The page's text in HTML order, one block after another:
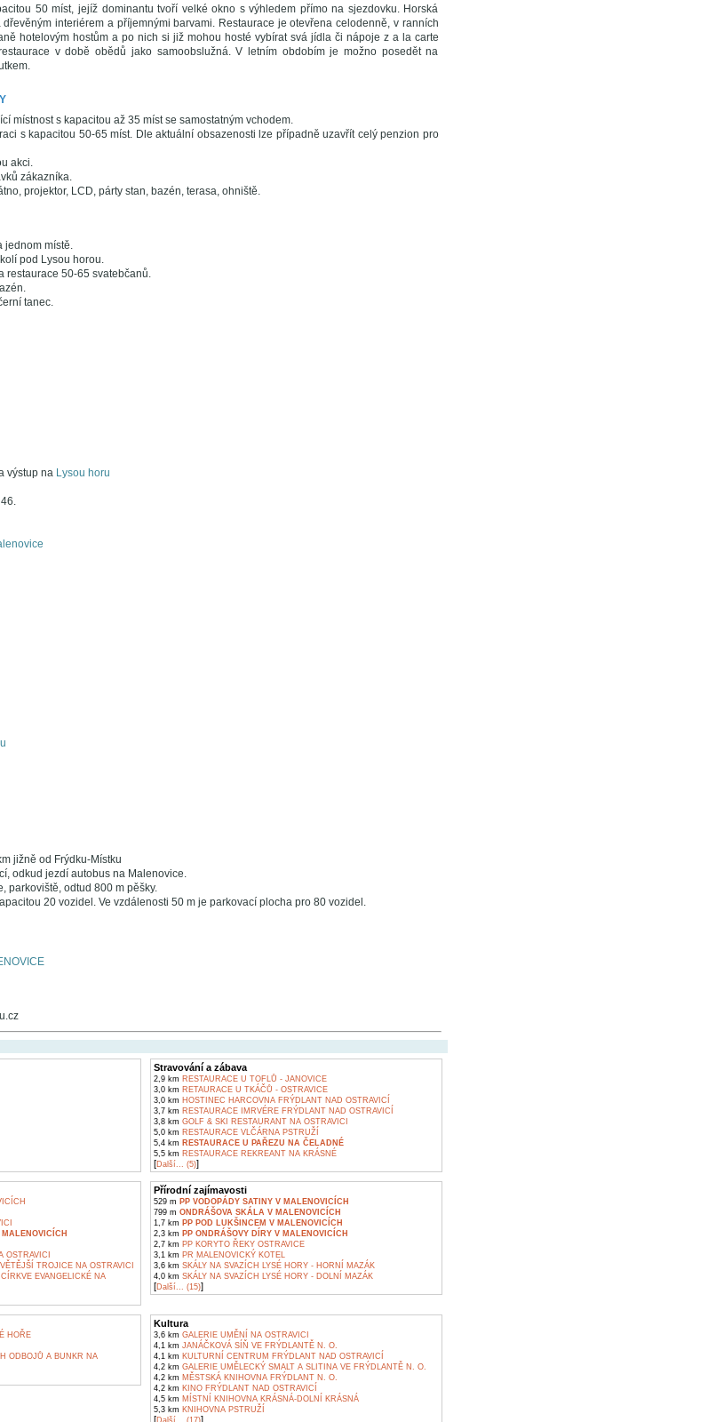
50 míst, jejíž dominantu tvoří velké okno s výhledem přímo na sjezdovku. Horská
interiérem a příjemnými barvami. Restaurace je otevřena celodenně, v ranních
hotelovým hostům a po nich si již mohou hosté vybírat svá jídla či nápoje z a la carte
v době obědů jako samoobslužná. V letním obdobím je možno posedět na
místnost s kapacitou až 35 míst se samostatným vchodem.
s kapacitou 50-65 míst. Dle aktuální obsazenosti lze případně uzavřít celý penzion pro
akci.
zákazníka.
projektor, LCD, párty stan, bazén, terasa, ohniště.
jednom místě.
pod Lysou horou.
restaurace 50-65 svatebčanů.
tanec.
výstup na Lysou horu
jižně od Frýdku-Místku
odkud jezdí autobus na Malenovice.
parkoviště, odtud 800 m pěšky.
20 vozidel. Ve vzdálenosti 50 m je parkovací plocha pro 80 vozidel.
Stravování a zábava
2,9 km RESTAURACE U TOFLŮ - JANOVICE
3,0 km RETAURACE U TKÁČŮ - OSTRAVICE
3,0 km HOSTINEC HARCOVNA FRÝDLANT NAD OSTRAVICÍ
3,7 km RESTAURACE IMRVÉRE FRÝDLANT NAD OSTRAVICÍ
3,8 km GOLF & SKI RESTAURANT NA OSTRAVICI
5,0 km RESTAURACE VLČÁRNA PSTRUŽÍ
5,4 km RESTAURACE U PAŘEZU NA ČELADNÉ
5,5 km RESTAURACE REKREANT NA KRÁSNÉ
[Další... (5)]
OSTRAVICI
TROJICE NA OSTRAVICI
EVANGELICKÉ NA
Přírodní zajímavosti
529 m PP VODOPÁDY SATINY V MALENOVICÍCH
799 m ONDRÁŠOVA SKÁLA V MALENOVICÍCH
1,7 km PP POD LUKŠINCEM V MALENOVICÍCH
2,3 km PP ONDRÁŠOVY DÍRY V MALENOVICÍCH
2,7 km PP KORYTO ŘEKY OSTRAVICE
3,1 km PR MALENOVICKÝ KOTEL
3,6 km SKÁLY NA SVAZÍCH LYSÉ HORY - HORNÍ MAZÁK
4,0 km SKÁLY NA SVAZÍCH LYSÉ HORY - DOLNÍ MAZÁK
[Další... (15)]
HOŘE
ODBOJŮ A BUNKR NA
Kultura
3,6 km GALERIE UMĚNÍ NA OSTRAVICI
4,1 km JANÁČKOVÁ SÍŇ VE FRÝDLANTĚ N. O.
4,1 km KULTURNÍ CENTRUM FRÝDLANT NAD OSTRAVICÍ
4,2 km GALERIE UMĚLECKÝ SMALT A SLITINA VE FRÝDLANTĚ N. O.
4,2 km MĚSTSKÁ KNIHOVNA FRÝDLANT N. O.
4,2 km KINO FRÝDLANT NAD OSTRAVICÍ
4,5 km MÍSTNÍ KNIHOVNA KRÁSNÁ-DOLNÍ KRÁSNÁ
5,3 km KNIHOVNA PSTRUŽÍ
[Další... (17)]